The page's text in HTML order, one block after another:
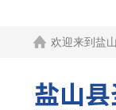
欢迎来到 盐